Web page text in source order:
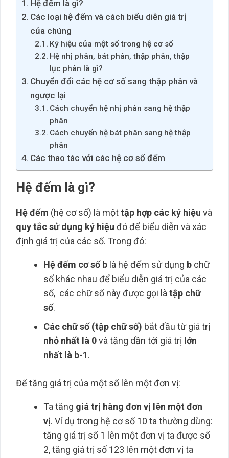
Hệ đếm là gì?
Các loại hệ đếm và cách biểu diễn giá trị
của chúng
Ký hiệu của một số trong hệ cơ số
Hệ nhị phân, bát phân, thập phân, thập
lục phân là gì?
Chuyển đổi các hệ cơ số sang thập phân và
ngược lại
Cách chuyển hệ nhị phân sang hệ thập
phân
Cách chuyển hệ bát phân sang hệ thập
phân
Các thao tác với các hệ cơ số đếm
Hệ đếm là gì?
Hệ đếm (hệ cơ số) là mộttập hợp các ký hiệu và
quy tắc sử dụng ký hiệu đó để biểu diễn và xác
định giá trị của các số. Trong đó:
Hệ đếm cơ số b là hệ đếm sử dụng b chữ
số khác nhau để biểu diễn giá trị của các
số, các chữ số này được gọi là tập chữ
số.
Các chữ số (tập chữ số) bắt đầu từ giá trị
nhỏ nhất là 0và tăng dần tới giá trị lớn
nhất là b-1.
Để tăng giá trị của một số lên một đơn vị:
Ta tăng giá trị hàng đơn vị lên một đơn
vị. Ví dụ trong hệ cơ số 10 ta thường dùng:
tăng giá trị số 1 lên một đơn vị ta được số
2, tăng giá trị số 123 lên một đơn vị ta